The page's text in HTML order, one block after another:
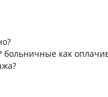
больничные как